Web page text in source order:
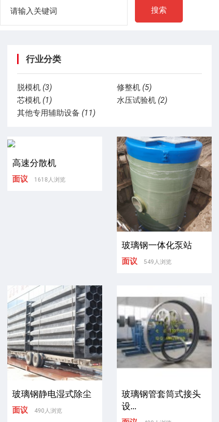
搜索
行业分类
脱模机 (3) 修整机 (5)
芯模机 (1) 水压试验机 (2)
其他专用辅助设备 (11)
高速分散机
面议 1618人浏览
玻璃钢一体化泵站
面议 549人浏览
玻璃钢静电湿式除尘
面议 490人浏览
玻璃钢管套筒式接头
设...